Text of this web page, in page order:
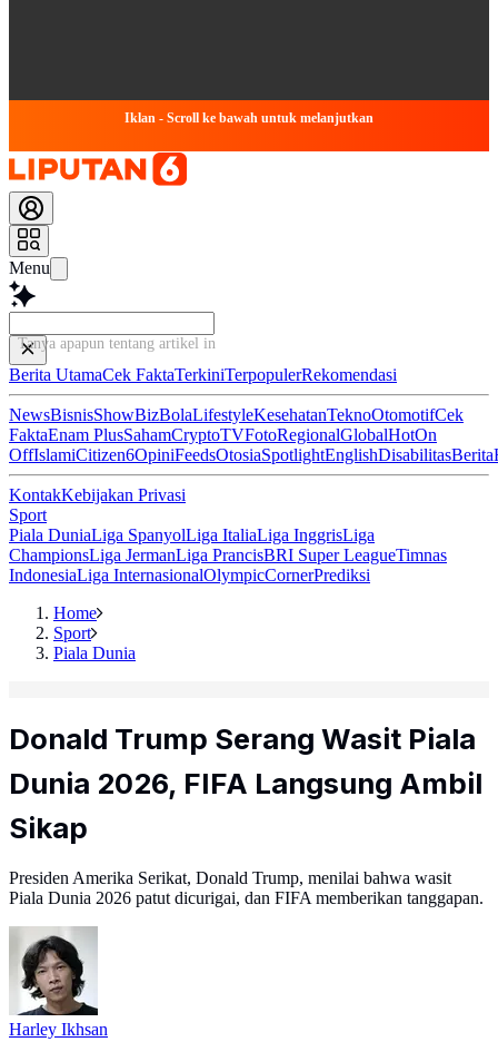
Iklan - Scroll ke bawah untuk melanjutkan
Menu
Tanya apapun tentang artikel ini...
Berita UtamaCek FaktaTerkiniTerpopulerRekomendasi
NewsBisnisShowBizBolaLifestyleKesehatanTeknoOtomotifCek
FaktaEnam PlusSahamCryptoTVFotoRegionalGlobalHotOn
OffIslamiCitizen6OpiniFeedsOtosiaSpotlightEnglishDisabilitasBerita
KontakKebijakan Privasi
Sport
Piala DuniaLiga SpanyolLiga ItaliaLiga InggrisLiga
ChampionsLiga JermanLiga PrancisBRI Super LeagueTimnas
IndonesiaLiga InternasionalOlympicCornerPrediksi
Home
Sport
Piala Dunia
Donald Trump Serang Wasit Piala
Dunia 2026, FIFA Langsung Ambil
Sikap
Presiden Amerika Serikat, Donald Trump, menilai bahwa wasit
Piala Dunia 2026 patut dicurigai, dan FIFA memberikan tanggapan.
Harley Ikhsan